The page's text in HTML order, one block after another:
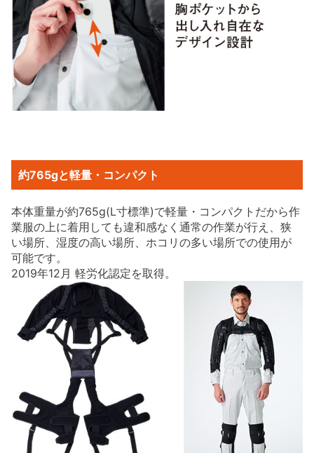
約765gと軽量・コンパクト
本体重量が約765g(L寸標準)で軽量・コンパクトだから作
業服の上に着用しても違和感なく通常の作業が行え、狭
い場所、湿度の高い場所、ホコリの多い場所での使用が
可能です。
2019年12月 軽労化認定を取得。